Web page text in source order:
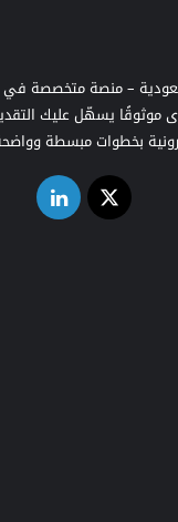
– منصة متخصصة في
موثوقًا يسهّل عليك
بخطوات مبسطة
‫X لينكدإن